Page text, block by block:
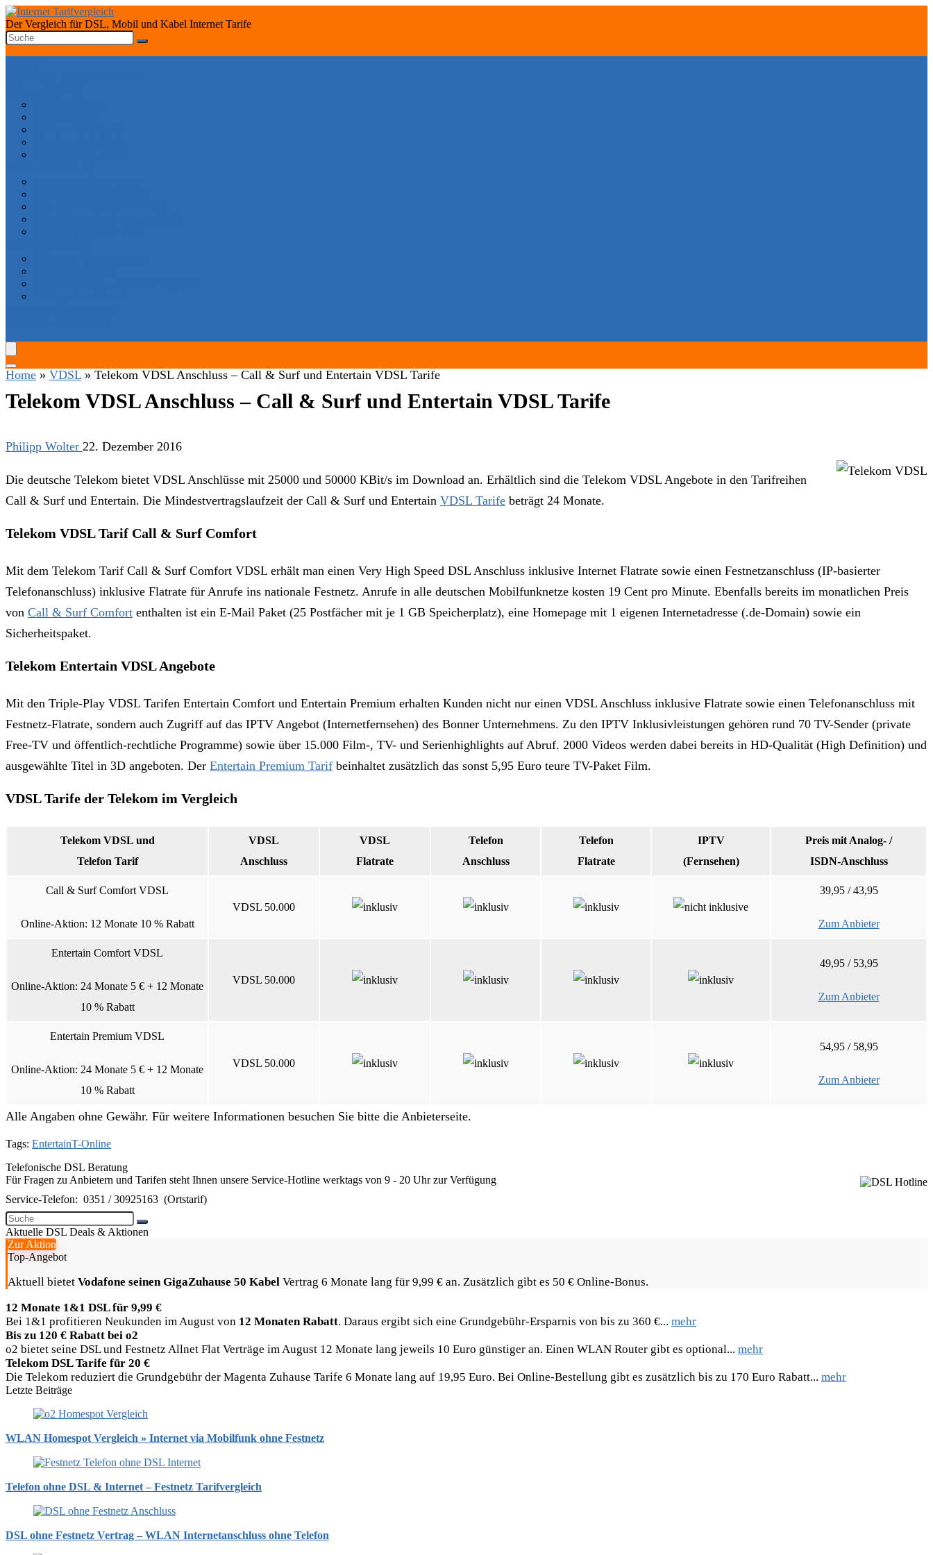
Der Vergleich für DSL, Mobil und Kabel Internet Tarife
Home » VDSL » Telekom VDSL Anschluss – Call & Surf und Entertain VDSL Tarife
Telekom VDSL Anschluss – Call & Surf und Entertain VDSL Tarife
Philipp Wolter 22. Dezember 2016
Die deutsche Telekom bietet VDSL Anschlüsse mit 25000 und 50000 KBit/s im Download an. Erhältlich sind die Telekom VDSL Angebote in den Tarifreihen
Call & Surf und Entertain. Die Mindestvertragslaufzeit der Call & Surf und Entertain VDSL Tarife beträgt 24 Monate.
Telekom VDSL Tarif Call & Surf Comfort
Mit dem Telekom Tarif Call & Surf Comfort VDSL erhält man einen Very High Speed DSL Anschluss inklusive Internet Flatrate sowie einen Festnetzanschluss (IP-basierter
Telefonanschluss) inklusive Flatrate für Anrufe ins nationale Festnetz. Anrufe in alle deutschen Mobilfunknetze kosten 19 Cent pro Minute. Ebenfalls bereits im monatlichen Preis
von Call & Surf Comfort enthalten ist ein E-Mail Paket (25 Postfächer mit je 1 GB Speicherplatz), eine Homepage mit 1 eigenen Internetadresse (.de-Domain) sowie ein
Sicherheitspaket.
Telekom Entertain VDSL Angebote
Mit den Triple-Play VDSL Tarifen Entertain Comfort und Entertain Premium erhalten Kunden nicht nur einen VDSL Anschluss inklusive Flatrate sowie einen Telefonanschluss mit
Festnetz-Flatrate, sondern auch Zugriff auf das IPTV Angebot (Internetfernsehen) des Bonner Unternehmens. Zu den IPTV Inklusivleistungen gehören rund 70 TV-Sender (private
Free-TV und öffentlich-rechtliche Programme) sowie über 15.000 Film-, TV- und Serienhighlights auf Abruf. 2000 Videos werden dabei bereits in HD-Qualität (High Definition) und
ausgewählte Titel in 3D angeboten. Der Entertain Premium Tarif beinhaltet zusätzlich das sonst 5,95 Euro teure TV-Paket Film.
VDSL Tarife der Telekom im Vergleich
Telekom VDSL und
Telefon Tarif
VDSL
Anschluss
VDSL
Flatrate
Telefon
Anschluss
Telefon
Flatrate
IPTV
(Fernsehen)
Preis mit Analog- /
ISDN-Anschluss
Call & Surf Comfort VDSL
Online-Aktion: 12 Monate 10 % Rabatt
VDSL 50.000
39,95 / 43,95
Zum Anbieter
Entertain Comfort VDSL
Online-Aktion: 24 Monate 5 € + 12 Monate
10 % Rabatt
VDSL 50.000
49,95 / 53,95
Zum Anbieter
Entertain Premium VDSL
Online-Aktion: 24 Monate 5 € + 12 Monate
10 % Rabatt
VDSL 50.000
54,95 / 58,95
Zum Anbieter
Alle Angaben ohne Gewähr. Für weitere Informationen besuchen Sie bitte die Anbieterseite.
Tags: EntertainT-Online
Telefonische DSL Beratung
Für Fragen zu Anbietern und Tarifen steht Ihnen unsere Service-Hotline werktags von 9 - 20 Uhr zur Verfügung
Service-Telefon: 0351 / 30925163 (Ortstarif)
Aktuelle DSL Deals & Aktionen
Zur Aktion
Top-Angebot
Aktuell bietet Vodafone seinen GigaZuhause 50 Kabel Vertrag 6 Monate lang für 9,99 € an. Zusätzlich gibt es 50 € Online-Bonus.
12 Monate 1&1 DSL für 9,99 €
Bei 1&1 profitieren Neukunden im August von 12 Monaten Rabatt. Daraus ergibt sich eine Grundgebühr-Ersparnis von bis zu 360 €... mehr
Bis zu 120 € Rabatt bei o2
o2 bietet seine DSL und Festnetz Allnet Flat Verträge im August 12 Monate lang jeweils 10 Euro günstiger an. Einen WLAN Router gibt es optional... mehr
Telekom DSL Tarife für 20 €
Die Telekom reduziert die Grundgebühr der Magenta Zuhause Tarife 6 Monate lang auf 19,95 Euro. Bei Online-Bestellung gibt es zusätzlich bis zu 170 Euro Rabatt... mehr
Letzte Beiträge
WLAN Homespot Vergleich » Internet via Mobilfunk ohne Festnetz
Telefon ohne DSL & Internet – Festnetz Tarifvergleich
DSL ohne Festnetz Vertrag – WLAN Internetanschluss ohne Telefon